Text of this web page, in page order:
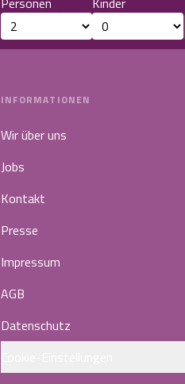
INFORMATIONEN
Wir über uns
Jobs
Kontakt
Presse
Impressum
AGB
Datenschutz